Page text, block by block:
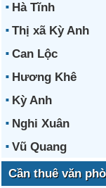
Hà Tĩnh
Thị xã Kỳ Anh
Can Lộc
Hương Khê
Kỳ Anh
Nghi Xuân
Vũ Quang
Cần thuê văn